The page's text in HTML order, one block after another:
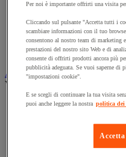
Archiviazione per
Armadio
Armadio per ufficio
Carrello da ufficio
Libreria
Audiovisivi
Vedi tutte le categorie
Attrezzature audio e Hi-
Fotocamera,
Insonorizzazione e
Strumenti per proiezione
Per noi è importante offrirti una visita
Cliccando sul pulsante "Accetta tutti i
scambiare informazioni con il tuo
consentono al nostro team di marketing
prestazioni del nostro sito Web e di
consente di offrirti prodotti ancora più
pubblicità adeguata. Se vuoi saperne
"impostazioni cookie".
E se scegli di continuare la tua visita
puoi anche leggere la nostra politica dei